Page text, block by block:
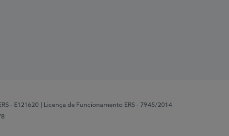
- E121620
| Licença de Funcionamento ERS - 7945/2014